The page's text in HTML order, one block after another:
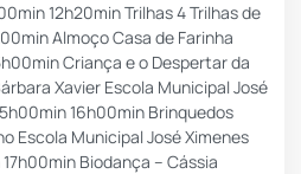
12h20min Trilhas 4 Trilhas de
Almoço Casa de Farinha
Criança e o Despertar da
Xavier Escola Municipal José
16h00min Brinquedos
Escola Municipal José Ximenes
Biodança – Cássia